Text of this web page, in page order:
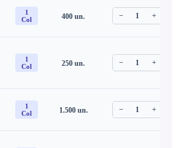
1
Col
400 un. − 1 +
1
Col
250 un. − 1 +
1
Col
1.500un. − 1 +